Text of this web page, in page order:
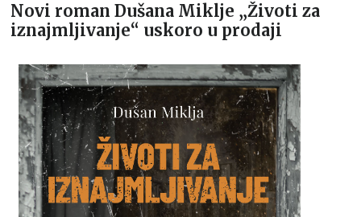
Novi roman Dušana Miklje „Životi za
iznajmljivanje“ uskoro u prodaji